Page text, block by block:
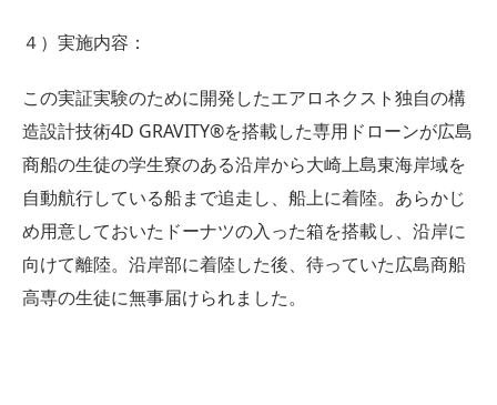
４）実施内容：
この実証実験のために開発したエアロネクスト独自の構
造設計技術4D GRAVITY®︎を搭載した専用ドローンが広島
商船の生徒の学生寮のある沿岸から大崎上島東海岸域を
自動航行している船まで追走し、船上に着陸。あらかじ
め用意しておいたドーナツの入った箱を搭載し、沿岸に
向けて離陸。沿岸部に着陸した後、待っていた広島商船
高専の生徒に無事届けられました。